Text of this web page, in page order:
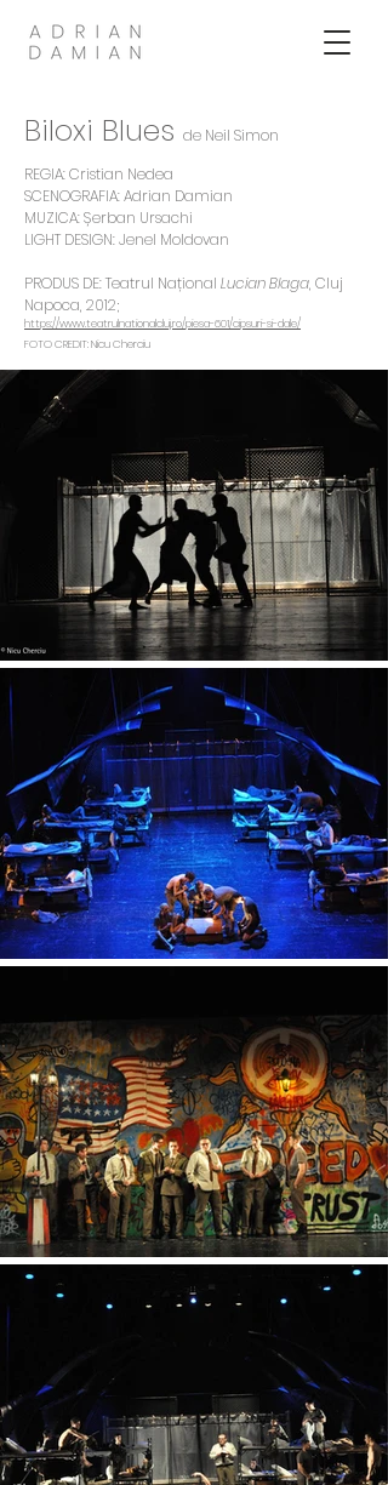
Biloxi Blues de Neil Simon
REGIA: Cristian Nedea
SCENOGRAFIA: Adrian Damian
MUZICA: Șerban Ursachi
LIGHT DESIGN: Jenel Moldovan
PRODUS DE: Teatrul Național Lucian Blaga, Cluj
Napoca, 2012;
https://www.teatrulnationalcluj.ro/piesa-601/cipsuri-si-dale/
FOTO CREDIT: Nicu Cherciu